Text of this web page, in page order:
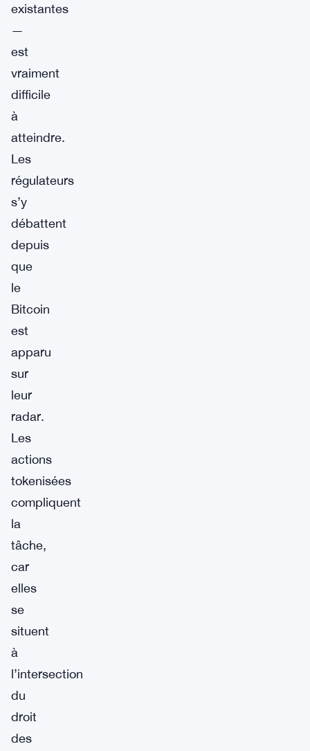
existantes
—
est
vraiment
difficile
à
atteindre.
Les
régulateurs
s’y
débattent
depuis
que
le
Bitcoin
est
apparu
sur
leur
radar.
Les
actions
tokenisées
compliquent
la
tâche,
car
elles
se
situent
à
l’intersection
du
droit
des